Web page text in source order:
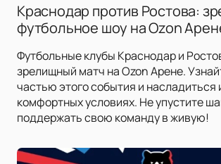
Краснодар против Ростова:
футбольное шоу на Ozon
Футбольные клубы Краснодар и
зрелищный матч на Ozon Арене.
частью этого события и насладиться
комфортных условиях. Не упустите
поддержать свою команду в живую!